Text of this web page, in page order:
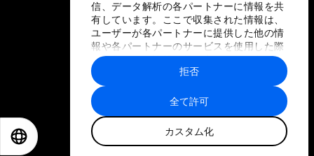
信、データ解析の各パートナーに情報を共
有しています。ここで収集された情報は、
ユーザーが各パートナーに提供した他の情
報や各パートナーのサービスを使用した際
に収集された情報と組み合わされ、各パー
トナーによって使用されることがありま
す。
全て許可
カスタム化
拒否
プライバシーポリシーと利用規約
サイトマップ
©
世界経済フォーラム